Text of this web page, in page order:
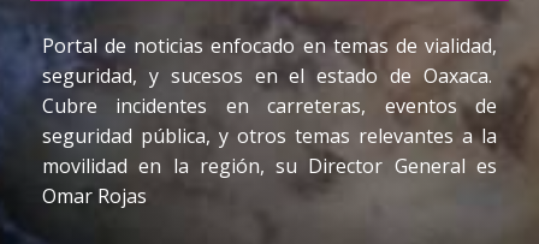
Portal de noticias enfocado en temas de vialidad,
seguridad, y sucesos en el estado de Oaxaca.
Cubre incidentes en carreteras, eventos de
seguridad pública, y otros temas relevantes a la
movilidad en la región, su Director General es
Omar Rojas